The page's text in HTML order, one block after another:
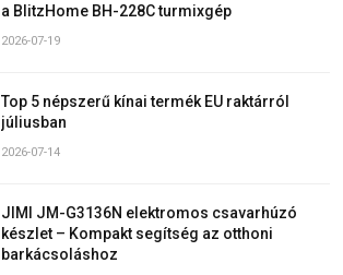
a BlitzHome BH-228C turmixgép
2026-07-19
Top 5 népszerű kínai termék EU raktárról
júliusban
2026-07-14
JIMI JM-G3136N elektromos csavarhúzó
készlet – Kompakt segítség az otthoni
barkácsoláshoz